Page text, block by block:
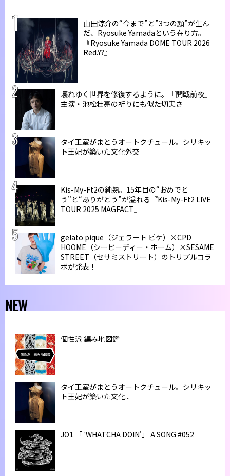
山田涼介の“今まで”と”3つの顔”が生ん
だ、Ryosuke Yamadaという在り方。
『Ryosuke Yamada DOME TOUR 2026
Red.Y?』
壊れゆく世界を修復するように。『開戦前夜』
主演・池松壮亮の祈りにも似た切実さ
タイ王室がまとうオートクチュール。シリキッ
ト王妃が築いた文化外交
Kis-My-Ft2の純熟。15年目の“おめでと
う”と“ありがとう”が溢れる『Kis-My-Ft2 LIVE
TOUR 2025 MAGFACT』
gelato pique（ジェラート ピケ）×CPD
HOOME（シーピーディー・ホーム）×SESAME
STREET（セサミストリート）のトリプルコラ
ボが発表！
NEW
個性派 編み地図鑑
タイ王室がまとうオートクチュール。シリキッ
ト王妃が築いた文化...
JO1 「 'WHATCHA DOIN'」 A SONG #052